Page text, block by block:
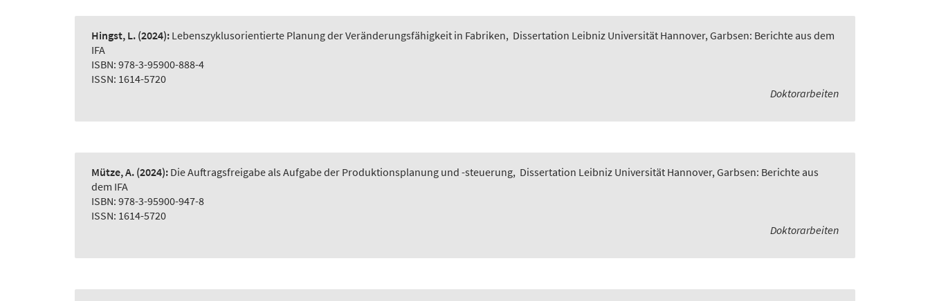
Hingst, L. (2024): Lebenszyklusorientierte Planung der Veränderungsfähigkeit in Fabriken, Dissertation Leibniz Universität Hannover, Garbsen: Berichte aus dem
IFA
ISBN: 978-3-95900-888-4
ISSN: 1614-5720
Doktorarbeiten
Mütze, A. (2024): Die Auftragsfreigabe als Aufgabe der Produktionsplanung und -steuerung, Dissertation Leibniz Universität Hannover, Garbsen: Berichte aus
dem IFA
ISBN: 978-3-95900-947-8
ISSN: 1614-5720
Doktorarbeiten